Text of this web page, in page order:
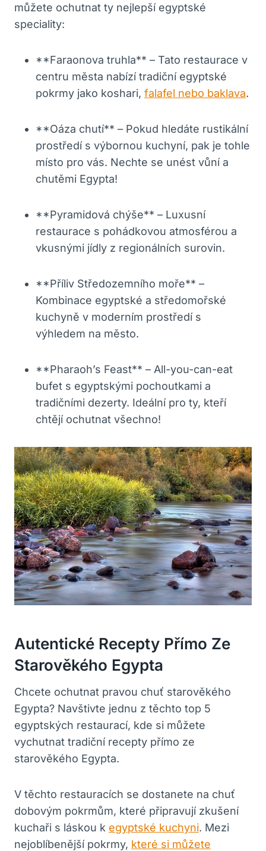
můžete ochutnat ty nejlepší egyptské
speciality:
**Faraonova truhla** – Tato restaurace v
centru města nabízí tradiční egyptské
pokrmy jako koshari, falafel nebo baklava.
**Oáza chutí** – Pokud hledáte rustikální
prostředí s výbornou kuchyní, pak je tohle
místo pro vás. Nechte se unést vůní a
chutěmi Egypta!
**Pyramidová chýše** – Luxusní
restaurace s pohádkovou atmosférou a
vkusnými jídly z regionálních surovin.
**Příliv Středozemního moře** –
Kombinace egyptské a středomořské
kuchyně v moderním prostředí s
výhledem na město.
**Pharaoh’s Feast** – All-you-can-eat
bufet s egyptskými pochoutkami a
tradičními dezerty. Ideální pro ty, kteří
chtějí ochutnat všechno!
Autentické Recepty Přímo Ze
Starověkého Egypta
Chcete ochutnat pravou chuť starověkého
Egypta? Navštivte jednu z těchto top 5
egyptských restaurací, kde si můžete
vychutnat tradiční recepty přímo ze
starověkého Egypta.
V těchto restauracích se dostanete na chuť
dobovým pokrmům, které připravují zkušení
kuchaři s láskou k egyptské kuchyni. Mezi
nejoblíbenější pokrmy, které si můžete